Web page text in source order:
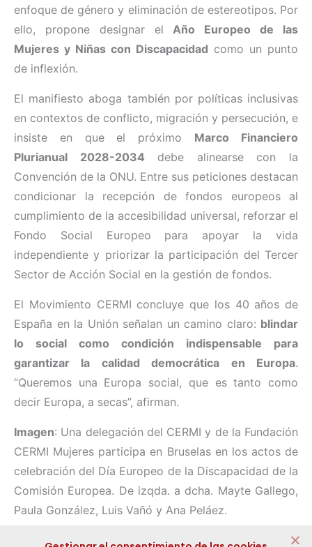
enfoque de género y eliminación de estereotipos. Por
ello, propone designar el Año Europeo de las
Mujeres y Niñas con Discapacidad como un punto
de inflexión.
El manifiesto aboga también por políticas inclusivas
en contextos de conflicto, migración y persecución, e
insiste en que el próximo Marco Financiero
Plurianual 2028-2034 debe alinearse con la
Convención de la ONU. Entre sus peticiones destacan
condicionar la recepción de fondos europeos al
cumplimiento de la accesibilidad universal, reforzar el
Fondo Social Europeo para apoyar la vida
independiente y priorizar la participación del Tercer
Sector de Acción Social en la gestión de fondos.
El Movimiento CERMI concluye que los 40 años de
España en la Unión señalan un camino claro: blindar
lo social como condición indispensable para
garantizar la calidad democrática en Europa.
“Queremos una Europa social, que es tanto como
decir Europa, a secas”, afirman.
Imagen: Una delegación del CERMI y de la Fundación
CERMI Mujeres participa en Bruselas en los actos de
celebración del Día Europeo de la Discapacidad de la
Comisión Europea. De izqda. a dcha. Mayte Gallego,
Paula González, Luis Vañó y Ana Peláez.